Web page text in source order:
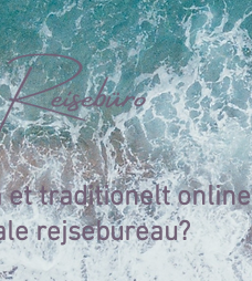
et traditionelt online
rejsebureau?